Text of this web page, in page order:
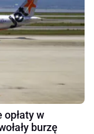
opłaty w
burzę